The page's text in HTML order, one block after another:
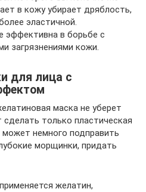
в кожу убирает дряблость,
эластичной.
эффективна в борьбе с
загрязнениями кожи.
для лица с
маска не уберет
только пластическая
немного подправить
морщинки, придать
желатин,